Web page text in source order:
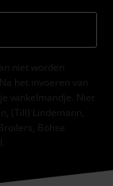
niet worden
het invoeren van
winkelmandje. Niet
(Till) Lindemann,
Böhse